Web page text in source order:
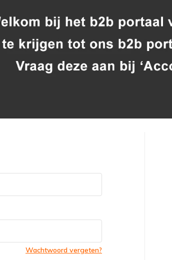
Wachtwoord vergeten?